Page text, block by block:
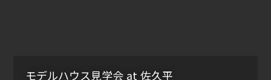
モデルハウス見学会 at 佐久平